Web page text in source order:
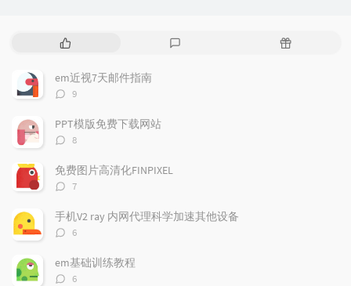
热
文
章
随
em近视7天邮件指南
评
数：
9
PPT模版免费下载网站
评
数：
8
免费图片高清化FINPIXEL
评
数：
7
手机V2 ray 内网代理科学加速其他设备
评
数：
6
em基础训练教程
评
6